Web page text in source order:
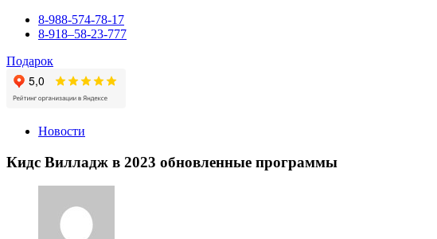
8-988-574-78-17
8-918–58-23-777
Подарок
Новости
Кидс Вилладж в 2023 обновленные программы